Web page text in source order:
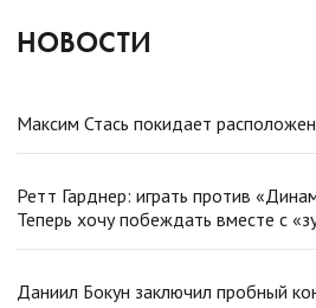
НОВОСТИ
Максим Стась покидает
Ретт Гарднер: играть против
Теперь хочу побеждать вместе с
Даниил Бокун заключил пробный